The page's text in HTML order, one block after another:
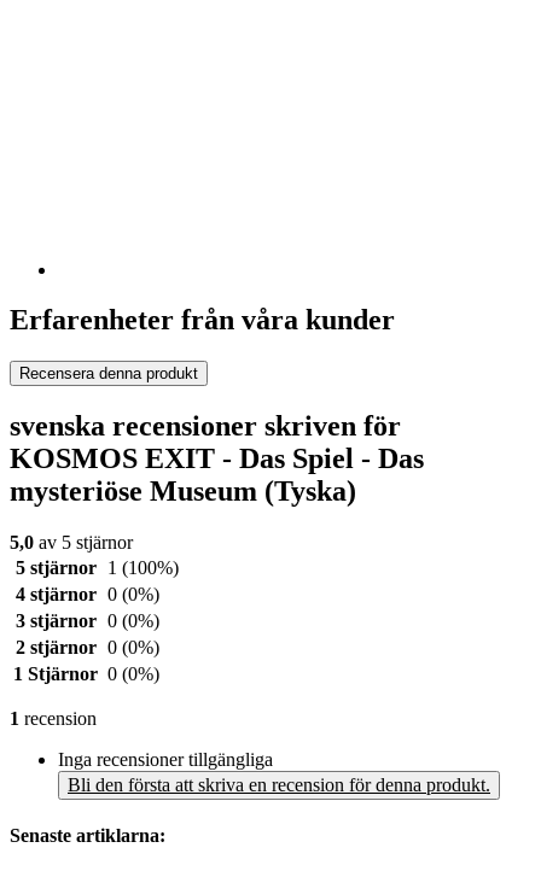
Erfarenheter från våra kunder
Recensera denna produkt
svenska recensioner skriven för
KOSMOS EXIT - Das Spiel - Das
mysteriöse Museum (Tyska)
5,0 av 5 stjärnor
5 stjärnor
1 (100%)
4 stjärnor 0 (0%)
3 stjärnor 0 (0%)
2 stjärnor 0 (0%)
1 Stjärnor 0 (0%)
1 recension
Inga recensioner tillgängliga
Bli den första att skriva en recension för denna produkt.
Senaste artiklarna: